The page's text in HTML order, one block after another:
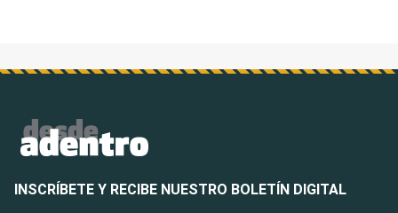
INSCRÍBETE Y RECIBE NUESTRO BOLETÍN DIGITAL